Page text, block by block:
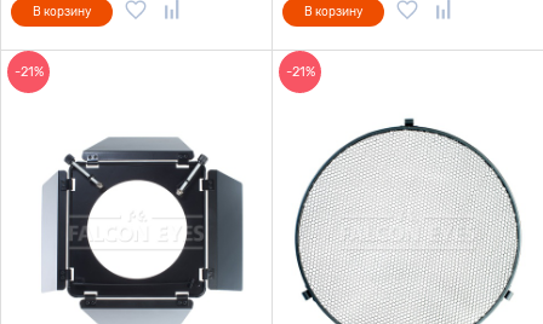
В корзину В корзину
-21% -21%